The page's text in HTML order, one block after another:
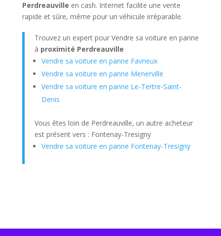
Perdreauville en cash. Internet facilite une vente
rapide et sûre, même pour un véhicule irréparable.
Trouvez un expert pour Vendre sa voiture en panne
à proximité Perdreauville
Vendre sa voiture en panne Favrieux
Vendre sa voiture en panne Menerville
Vendre sa voiture en panne Le-Tertre-Saint-
Denis
Vous êtes loin de Perdreauville, un autre acheteur
est présent vers : Fontenay-Tresigny
Vendre sa voiture en panne Fontenay-Tresigny